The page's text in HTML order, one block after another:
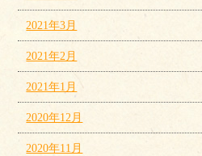
2021年3月
2021年2月
2021年1月
2020年12月
2020年11月